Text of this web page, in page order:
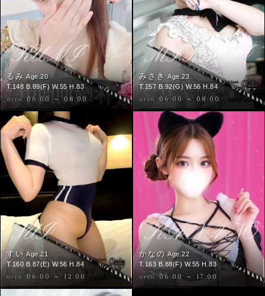
RUMI
るみ Age.20
T.148 B.89(F) W.55 H.83
OPEN. 06:00 ～ 08:00
MISAKI
みさき Age.23
T.157 B.92(G) W.56 H.84
OPEN. 06:00 ～ 08:00
SUI
すい Age.21
T.160 B.87(E) W.56 H.84
OPEN. 06:00 ～ 12:00
KANANO
かなのAge.22
T.163 B.88(F) W.55 H.83
OPEN. 06:00 ～ 17:00